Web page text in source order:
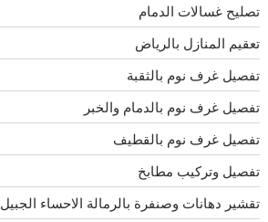
تصليح غسالات الدمام
تعقيم المنازل بالرياض
تفصيل غرف نوم بالثقبة
تفصيل غرف نوم بالدمام والخبر
تفصيل غرف نوم بالقطيف
تفصيل وتركيب مطابخ
تقشير دهانات وصنفرة بالرمالة الاحساء الجبيل